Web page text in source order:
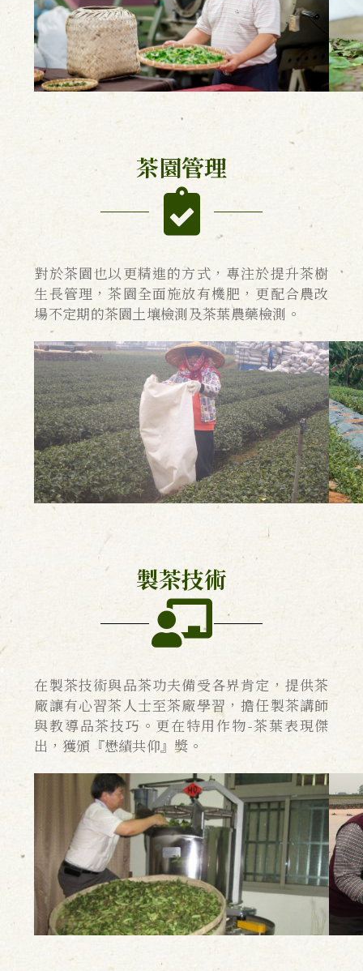
茶園管理
對於茶園也以更精進的方式，專注於提升茶樹
生長管理，茶園全面施放有機肥，更配合農改
場不定期的茶園土壤檢測及茶葉農藥檢測。
製茶技術
在製茶技術與品茶功夫備受各界肯定，提供茶
廠讓有心習茶人士至茶廠學習，擔任製茶講師
與教導品茶技巧。更在特用作物-茶葉表現傑
出，獲頒『懋績共仰』獎。